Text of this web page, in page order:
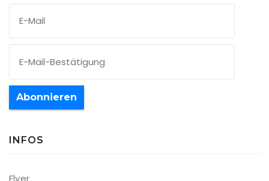
Abonnieren
INFOS
Flyer